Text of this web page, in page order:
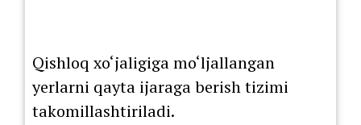
Qishloq xo‘jaligiga mo‘ljallangan
yerlarni qayta ijaraga berish tizimi
takomillashtiriladi.